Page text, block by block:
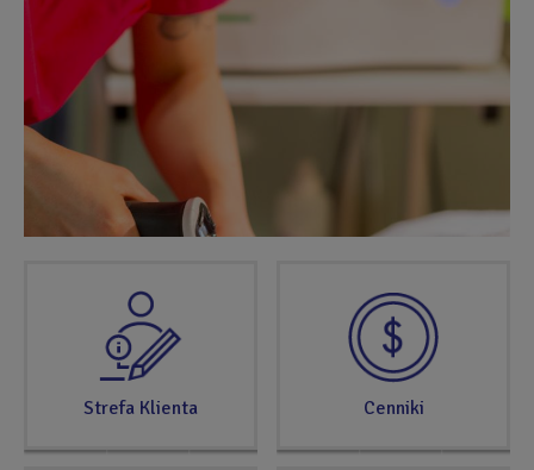
Strefa Klienta Cenniki